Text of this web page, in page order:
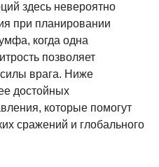
здесь невероятно
при планировании
когда одна
позволяет
врага. Ниже
достойных
которые помогут
сражений и глобального